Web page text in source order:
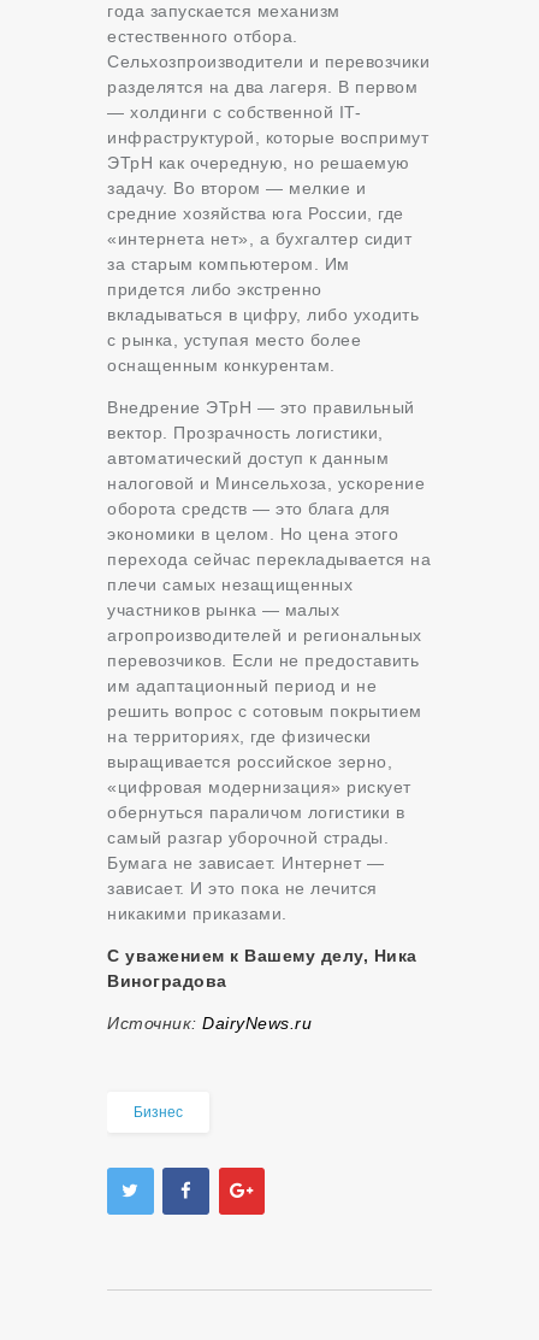
года запускается механизм
естественного отбора.
Сельхозпроизводители и перевозчики
разделятся на два лагеря. В первом
— холдинги с собственной IT-
инфраструктурой, которые воспримут
ЭТрН как очередную, но решаемую
задачу. Во втором — мелкие и
средние хозяйства юга России, где
«интернета нет», а бухгалтер сидит
за старым компьютером. Им
придется либо экстренно
вкладываться в цифру, либо уходить
с рынка, уступая место более
оснащенным конкурентам.
Внедрение ЭТрН — это правильный
вектор. Прозрачность логистики,
автоматический доступ к данным
налоговой и Минсельхоза, ускорение
оборота средств — это блага для
экономики в целом. Но цена этого
перехода сейчас перекладывается на
плечи самых незащищенных
участников рынка — малых
агропроизводителей и региональных
перевозчиков. Если не предоставить
им адаптационный период и не
решить вопрос с сотовым покрытием
на территориях, где физически
выращивается российское зерно,
«цифровая модернизация» рискует
обернуться параличом логистики в
самый разгар уборочной страды.
Бумага не зависает. Интернет —
зависает. И это пока не лечится
никакими приказами.
С уважением к Вашему делу, Ника
Виноградова
Источник: DairyNews.ru
Бизнес